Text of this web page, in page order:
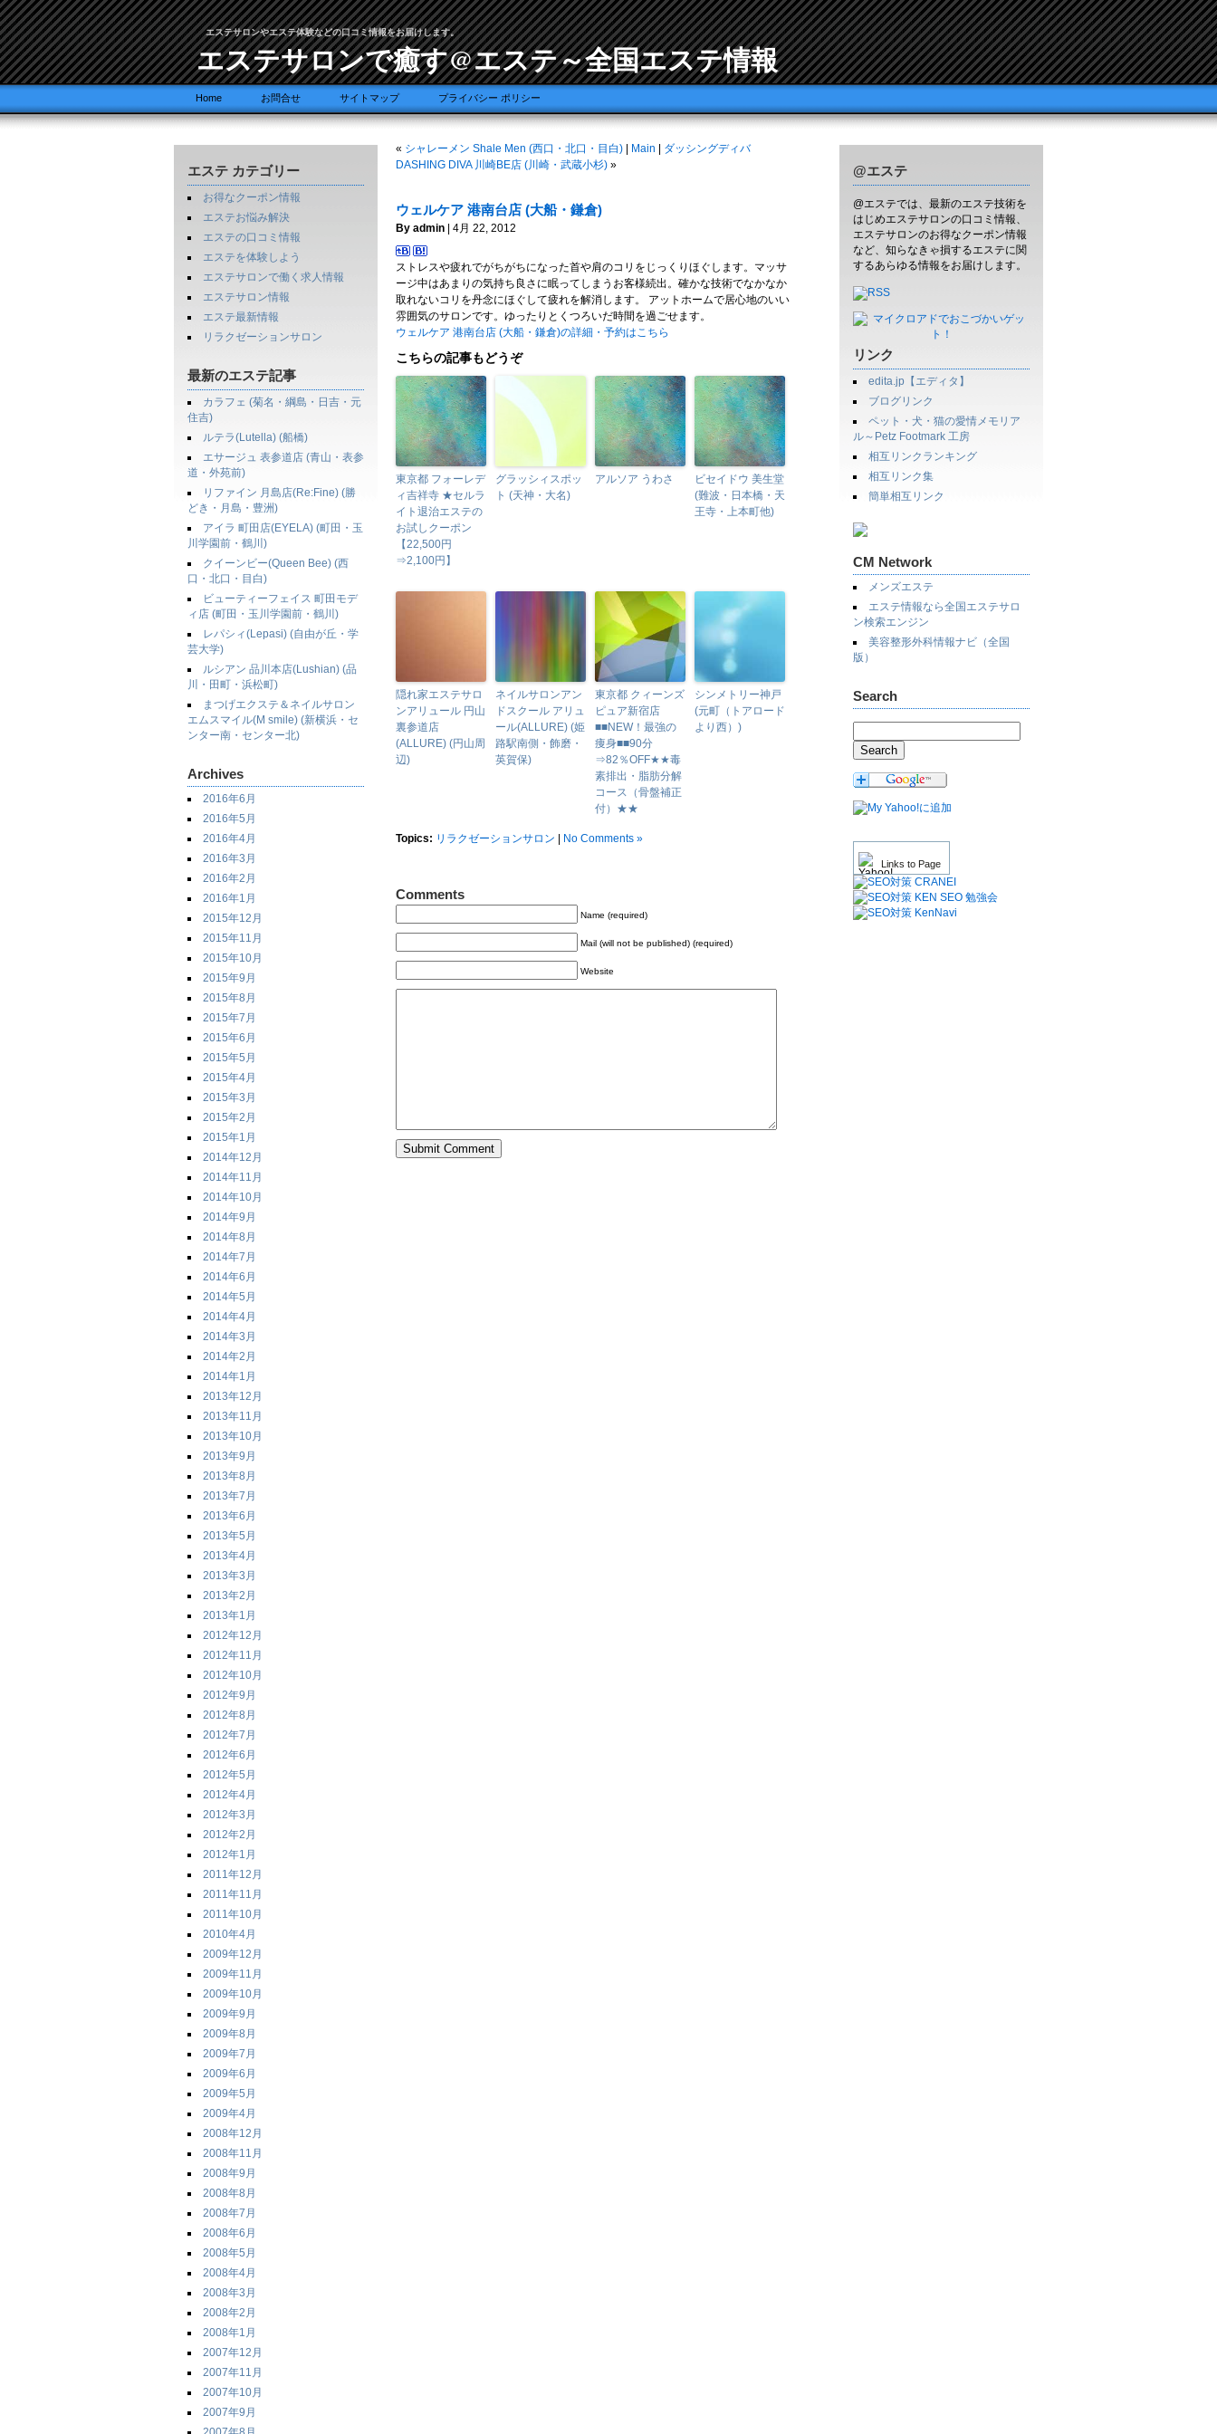
エステサロンやエステ体験などの口コミ情報をお届けします。
エステサロンで癒す@エステ～全国エステ情報
Home お問合せ サイトマップ プライバシー ポリシー
エステ カテゴリー
お得なクーポン情報
エステお悩み解決
エステの口コミ情報
エステを体験しよう
エステサロンで働く求人情報
エステサロン情報
エステ最新情報
リラクゼーションサロン
最新のエステ記事
カラフェ (菊名・綱島・日吉・元
住吉)
ルテラ(Lutella) (船橋)
エサージュ 表参道店 (青山・表参
道・外苑前)
リファイン 月島店(Re:Fine) (勝
どき・月島・豊洲)
アイラ 町田店(EYELA) (町田・玉
川学園前・鶴川)
クイーンビー(Queen Bee) (西
口・北口・目白)
ビューティーフェイス 町田モデ
ィ店 (町田・玉川学園前・鶴川)
レパシィ(Lepasi) (自由が丘・学
芸大学)
ルシアン 品川本店(Lushian) (品
川・田町・浜松町)
まつげエクステ＆ネイルサロン
エムスマイル(M smile) (新横浜・セ
ンター南・センター北)
Archives
2016年6月
2016年5月
2016年4月
2016年3月
2016年2月
2016年1月
2015年12月
2015年11月
2015年10月
2015年9月
2015年8月
2015年7月
2015年6月
2015年5月
2015年4月
2015年3月
2015年2月
2015年1月
2014年12月
2014年11月
2014年10月
2014年9月
2014年8月
2014年7月
2014年6月
2014年5月
2014年4月
2014年3月
2014年2月
2014年1月
2013年12月
2013年11月
2013年10月
2013年9月
2013年8月
2013年7月
2013年6月
2013年5月
2013年4月
2013年3月
2013年2月
2013年1月
2012年12月
2012年11月
2012年10月
2012年9月
2012年8月
2012年7月
2012年6月
2012年5月
2012年4月
2012年3月
2012年2月
2012年1月
2011年12月
2011年11月
2011年10月
2010年4月
2009年12月
2009年11月
2009年10月
2009年9月
2009年8月
2009年7月
2009年6月
2009年5月
2009年4月
2008年12月
2008年11月
2008年9月
2008年8月
2008年7月
2008年6月
2008年5月
2008年4月
2008年3月
2008年2月
2008年1月
2007年12月
2007年11月
2007年10月
2007年9月
@エステ
@エステでは、最新のエステ技術を
はじめエステサロンの口コミ情報、
エステサロンのお得なクーポン情報
など、知らなきゃ損するエステに関
するあらゆる情報をお届けします。
リンク
edita.jp【エディタ】
ブログリンク
ペット・犬・猫の愛情メモリア
ル～Petz Footmark 工房
相互リンクランキング
相互リンク集
簡単相互リンク
CM Network
メンズエステ
エステ情報なら全国エステサロ
ン検索エンジン
美容整形外科情報ナビ（全国
版）
Search
Links to Page
« シャレーメン Shale Men (西口・北口・目白) Main
ダッシングディバ
DASHING DIVA 川崎BE店 (川崎・武蔵小杉) »
ウェルケア 港南台店 (大船・鎌倉)
By admin | 4月 22, 2012
ストレスや疲れでがちがちになった首や肩のコリをじっくりほぐします。マッサ
ージ中はあまりの気持ち良さに眠ってしまうお客様続出。確かな技術でなかなか
取れないコリを丹念にほぐして疲れを解消します。 アットホームで居心地のいい
雰囲気のサロンです。ゆったりとくつろいだ時間を過ごせます。
ウェルケア 港南台店 (大船・鎌倉)の詳細・予約はこちら
こちらの記事もどうぞ
東京都 フォーレデ
ィ吉祥寺 ★セルラ
イト退治エステの
お試しクーポン
【22,500円
⇒2,100円】
グラッシィスポッ
ト (天神・大名)
アルソア うわさ
ビセイドウ 美生堂
(難波・日本橋・天
王寺・上本町他)
隠れ家エステサロ
ンアリュール 円山
裏参道店
(ALLURE) (円山周
辺)
ネイルサロンアン
ドスクール アリュ
ール(ALLURE) (姫
路駅南側・飾磨・
英賀保)
東京都 クィーンズ
ピュア新宿店
■■NEW！最強の
痩身■■90分
⇒82％OFF★★毒
素排出・脂肪分解
コース（骨盤補正
付）★★
シンメトリー神戸
(元町（トアロード
より西）)
Topics: リラクゼーションサロン No Comments »
Comments
Name (required)
Mail (will not be published) (required)
Website